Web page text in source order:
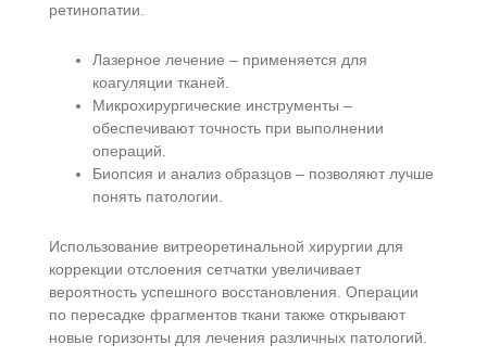
ретинопатии.
Лазерное лечение – применяется для
коагуляции тканей.
Микрохирургические инструменты –
обеспечивают точность при выполнении
операций.
Биопсия и анализ образцов – позволяют лучше
понять патологии.
Использование витреоретинальной хирургии для
коррекции отслоения сетчатки увеличивает
вероятность успешного восстановления. Операции
по пересадке фрагментов ткани также открывают
новые горизонты для лечения различных патологий.